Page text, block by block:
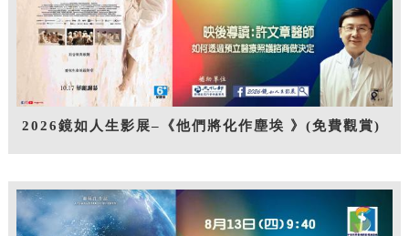
2026鏡如人生影展–《他們將化作塵埃 》(免費觀賞)